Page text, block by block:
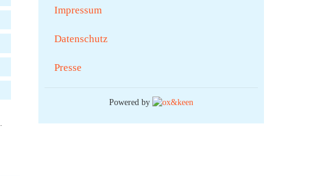
Impressum
Datenschutz
Presse
Powered by